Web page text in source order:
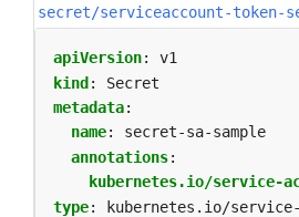
secret/serviceaccount-token-
apiVersion:
v1
kind:
Secret
metadata:
name:
secret-sa-sample
annotations:
kubernetes.io/service-
type: kubernetes.io/